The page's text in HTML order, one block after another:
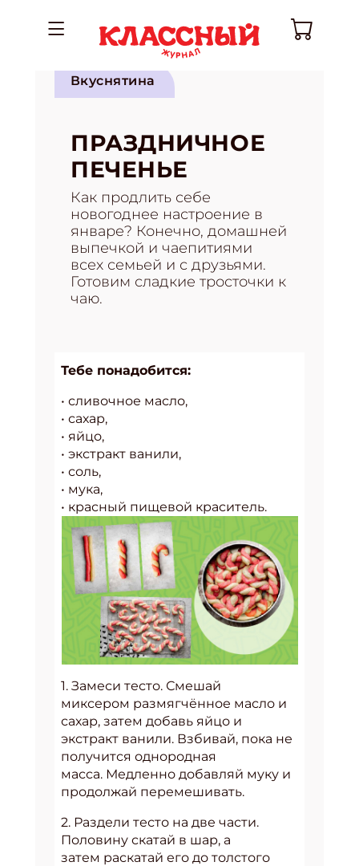
Вкуснятина
ПРАЗДНИЧНОЕ
ПЕЧЕНЬЕ
Как продлить себе
новогоднее настроение в
январе? Конечно, домашней
выпечкой и чаепитиями
всех семьей и с друзьями.
Готовим сладкие тросточки к
чаю.
Тебе понадобится:
• сливочное масло,
• сахар,
• яйцо,
• экстракт ванили,
• соль,
• мука,
• красный пищевой краситель.
1. Замеси тесто. Смешай
миксером размягчённое масло и
сахар, затем добавь яйцо и
экстракт ванили. Взбивай, пока не
получится однородная
масса. Медленно добавляй муку и
продолжай перемешивать.
2. Раздели тесто на две части.
Половину скатай в шар, а
затем раскатай его до толстого